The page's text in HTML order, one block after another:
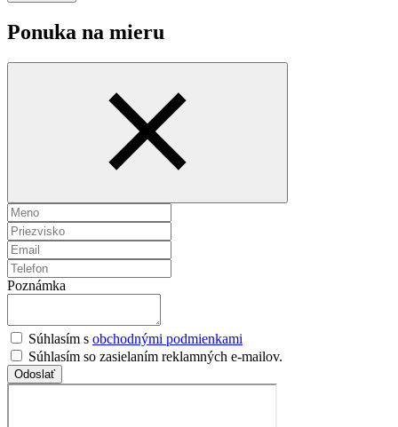
Ponuka na mieru
Poznámka
Súhlasím s obchodnými podmienkami
Súhlasím so zasielaním reklamných e-mailov.
Odoslať